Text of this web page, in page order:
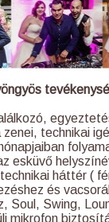
technikai
esküvő
háttér (
és
Soul, Swing,
mikrofon